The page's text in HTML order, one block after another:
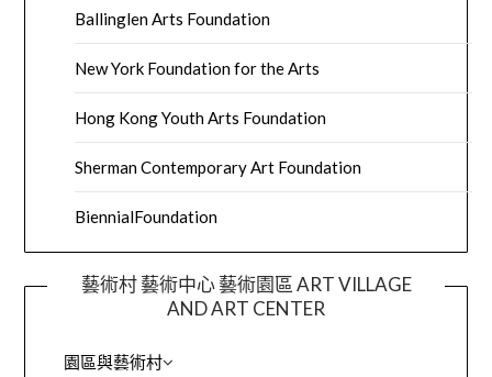
Ballinglen Arts Foundation
New York Foundation for the Arts
Hong Kong Youth Arts Foundation
Sherman Contemporary Art Foundation
BiennialFoundation
藝術村 藝術中心 藝術園區 ART VILLAGE
AND ART CENTER
園區與藝術村